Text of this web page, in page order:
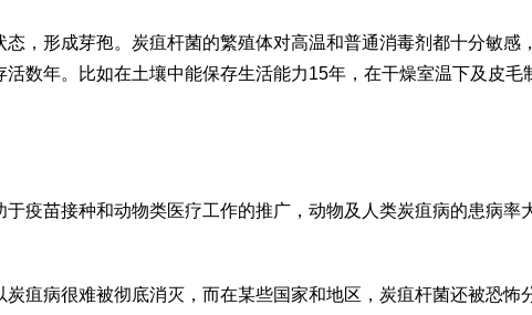
，形成芽孢。炭疽杆菌的繁殖体对高温和普通消毒剂都十分敏感
数年。比如在土壤中能保存生活能力15年，在干燥室温下及皮毛
疫苗接种和动物类医疗工作的推广，动物及人类炭疽病的患病率
疽病很难被彻底消灭，而在某些国家和地区，炭疽杆菌还被恐怖